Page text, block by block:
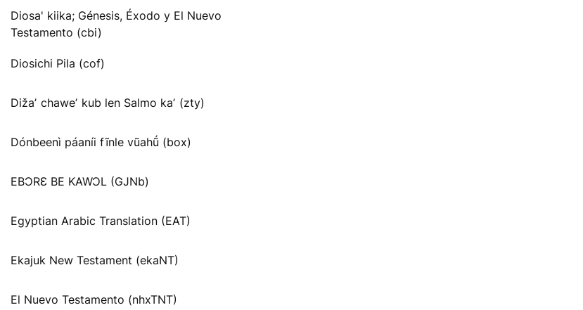
Diosa' kiika; Génesis, Éxodo y El Nuevo
Testamento (cbi)
Diosichi Pila (cof)
Dižaʼ chaweʼ kub len Salmo kaʼ (zty)
Dónbeenì páaníi fĩnle vũahṹ (box)
EBƆRƐ BE KAWƆL (GJNb)
Egyptian Arabic Translation (EAT)
Ekajuk New Testament (ekaNT)
El Nuevo Testamento (nhxTNT)